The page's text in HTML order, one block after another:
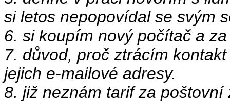
si letos nepopovídal se svým
6. si koupím nový počítač a
7. důvod, proč ztrácím
jejich e-mailové adresy.
8. již neznám tarif za poštovní